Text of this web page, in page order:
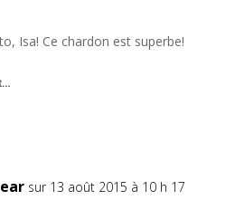
Isa! Ce chardon est superbe!
sur 13 août 2015 à 10 h 17